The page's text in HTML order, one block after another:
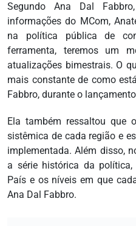
Segundo Ana Dal
informações do MCom,
na política pública de
ferramenta, teremos um
atualizações bimestrais. O
mais constante de como
Fabbro, durante o
Ela também ressaltou que
sistêmica de cada região e
implementada. Além disso,
a série histórica da
País e os níveis em que
Ana Dal Fabbro.